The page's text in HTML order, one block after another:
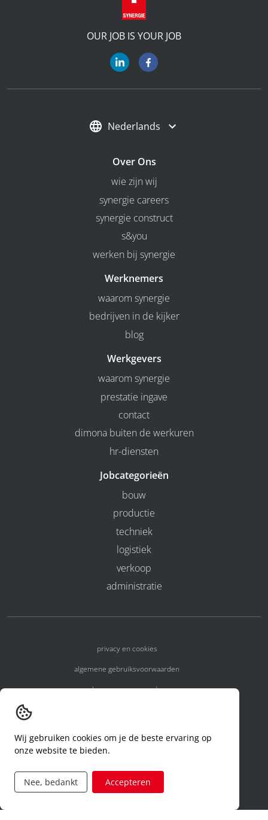
OUR JOB IS YOUR JOB
Nederlands
Over Ons
wie zijn wij
synergie careers
synergie construct
s&you
werken bij synergie
Werknemers
waarom synergie
bedrijven in de kijker
blog
Werkgevers
waarom synergie
prestatie ingave
contact
dimona buiten de werkuren
hr-diensten
Jobcategorieën
bouw
productie
techniek
logistiek
verkoop
administratie
privacy en cookies
algemene gebruiksvoorwaarden
algemene voorwaarden
code of conduct
aanvraag rechten ivm privacy
Wij gebruiken cookies om je de beste ervaring op
onze website te bieden.
Nee, bedankt Accepteren